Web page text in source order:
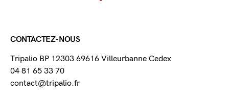
CONTACTEZ-NOUS
Tripalio BP 12303 69616 Villeurbanne Cedex
04 81 65 33 70
contact@tripalio.fr